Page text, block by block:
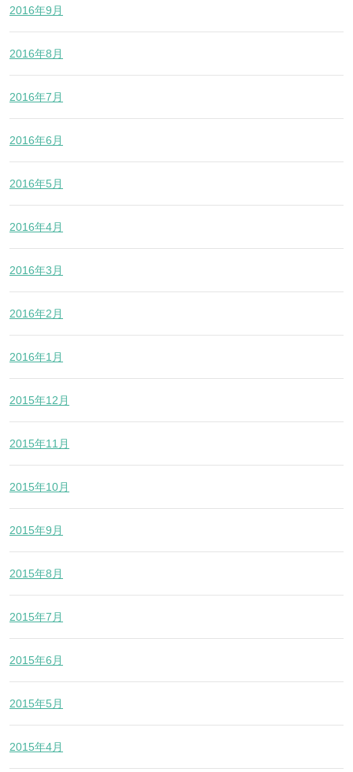
2016年9月
2016年8月
2016年7月
2016年6月
2016年5月
2016年4月
2016年3月
2016年2月
2016年1月
2015年12月
2015年11月
2015年10月
2015年9月
2015年8月
2015年7月
2015年6月
2015年5月
2015年4月